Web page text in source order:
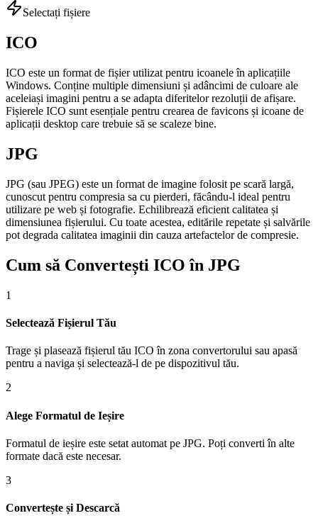
Selectați fișiere
ICO
ICO este un format de fișier utilizat pentru icoanele în aplicațiile
Windows. Conține multiple dimensiuni și adâncimi de culoare ale
aceleiași imagini pentru a se adapta diferitelor rezoluții de afișare.
Fișierele ICO sunt esențiale pentru crearea de favicons și icoane de
aplicații desktop care trebuie să se scaleze bine.
JPG
JPG (sau JPEG) este un format de imagine folosit pe scară largă,
cunoscut pentru compresia sa cu pierderi, făcându-l ideal pentru
utilizare pe web și fotografie. Echilibrează eficient calitatea și
dimensiunea fișierului. Cu toate acestea, editările repetate și salvările
pot degrada calitatea imaginii din cauza artefactelor de compresie.
Cum să Convertești ICO în JPG
1
Selectează Fișierul Tău
Trage și plasează fișierul tău ICO în zona convertorului sau apasă
pentru a naviga și selectează-l de pe dispozitivul tău.
2
Alege Formatul de Ieșire
Formatul de ieșire este setat automat pe JPG. Poți converti în alte
formate dacă este necesar.
3
Convertește și Descarcă